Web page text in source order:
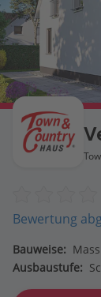
Bewertung
Bauweise:
Ausbaustufe: